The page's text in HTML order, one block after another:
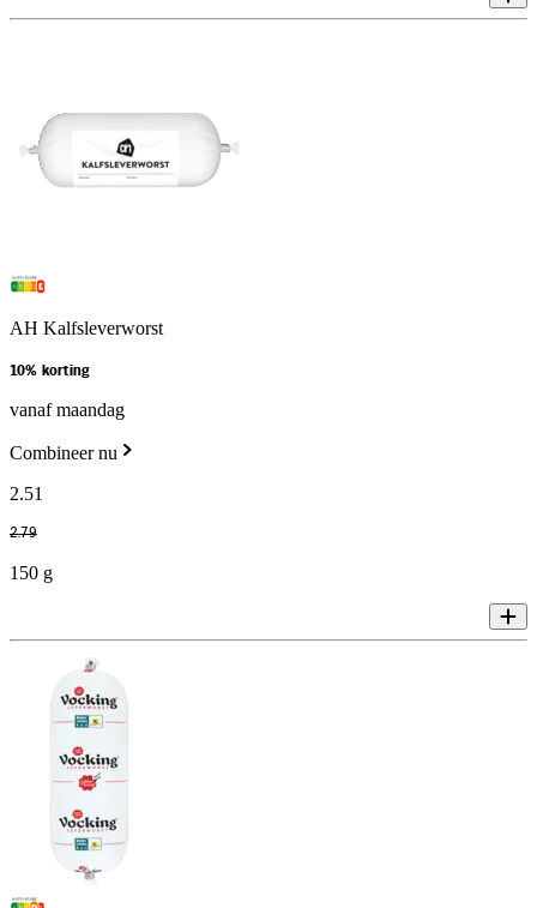
AH Kalfsleverworst
10% korting
vanaf maandag
Combineer nu
2.51
2.79
150 g